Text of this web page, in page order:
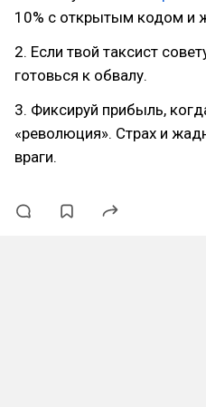
10% с открытым кодом и
2. Если твой таксист
готовься к обвалу.
3. Фиксируй прибыль,
«революция». Страх и
враги.